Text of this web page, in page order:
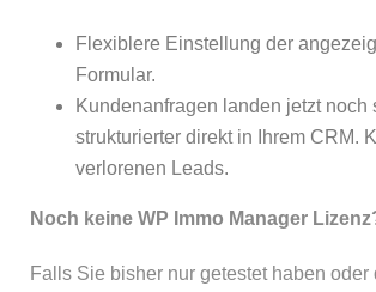
Flexiblere Einstellung der
Formular.
Kundenanfragen landen jetzt noch
strukturierter direkt in Ihrem CRM.
verlorenen Leads.
Noch keine WP Immo Manager
Falls Sie bisher nur getestet haben oder